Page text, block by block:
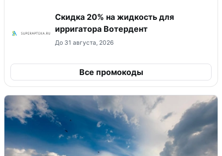
Скидка 20% на жидкость для
ирригатора Вотердент
До 31 августа, 2026
Все промокоды